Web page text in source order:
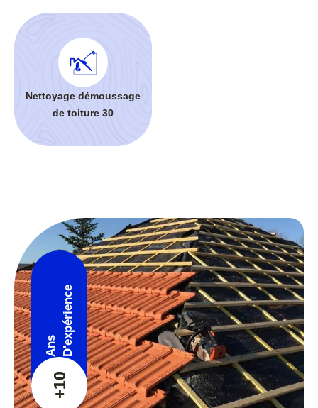
Nettoyage démoussage
de toiture 30
+10
Ans D'expérience